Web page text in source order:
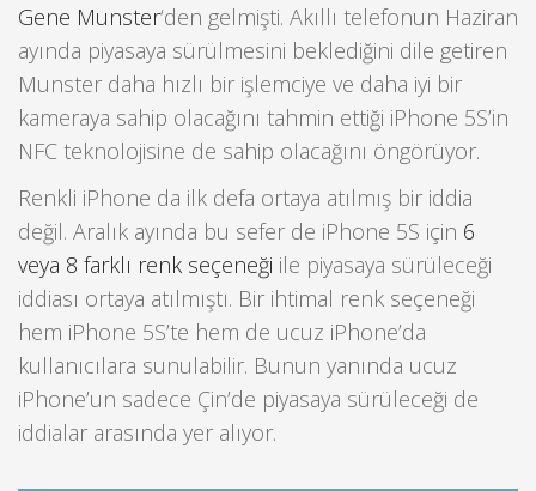
Gene Munster‘den gelmişti. Akıllı telefonun Haziran
ayında piyasaya sürülmesini beklediğini dile getiren
Munster daha hızlı bir işlemciye ve daha iyi bir
kameraya sahip olacağını tahmin ettiği iPhone 5S’in
NFC teknolojisine de sahip olacağını öngörüyor.
Renkli iPhone da ilk defa ortaya atılmış bir iddia
değil. Aralık ayında bu sefer de iPhone 5S için 6
veya 8 farklı renk seçeneği ile piyasaya sürüleceği
iddiası ortaya atılmıştı. Bir ihtimal renk seçeneği
hem iPhone 5S’te hem de ucuz iPhone’da
kullanıcılara sunulabilir. Bunun yanında ucuz
iPhone’un sadece Çin’de piyasaya sürüleceği de
iddialar arasında yer alıyor.